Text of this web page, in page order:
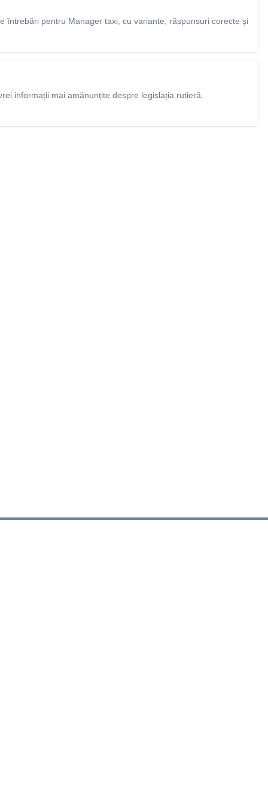
întrebări pentru Manager taxi, cu variante, răspunsuri corecte și
informații mai amănunțite despre legislația rutieră.